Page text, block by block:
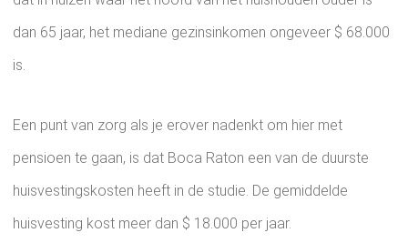
dan 65 jaar, het mediane gezinsinkomen ongeveer $ 68.000
is.
Een punt van zorg als je erover nadenkt om hier met
pensioen te gaan, is dat Boca Raton een van de duurste
huisvestingskosten heeft in de studie. De gemiddelde
huisvesting kost meer dan $ 18.000 per jaar.